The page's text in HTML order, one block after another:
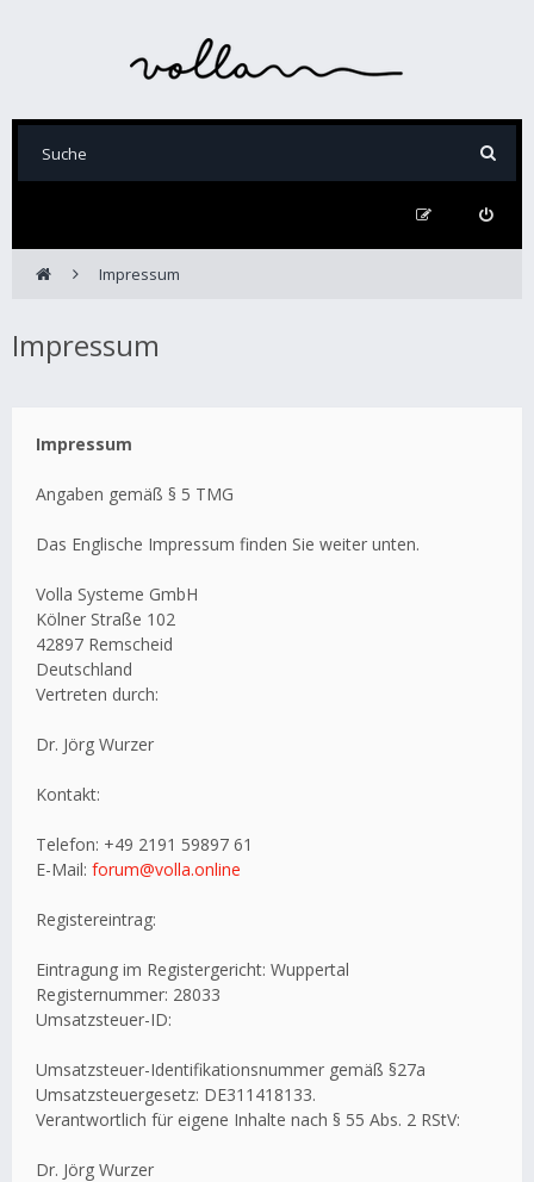
Impressum
Impressum
Impressum
Angaben gemäß § 5 TMG
Das Englische Impressum finden Sie weiter unten.
Volla Systeme GmbH
Kölner Straße 102
42897 Remscheid
Deutschland
Vertreten durch:
Dr. Jörg Wurzer
Kontakt:
Telefon: +49 2191 59897 61
E-Mail: forum@volla.online
Registereintrag:
Eintragung im Registergericht: Wuppertal
Registernummer: 28033
Umsatzsteuer-ID:
Umsatzsteuer-Identifikationsnummer gemäß §27a
Umsatzsteuergesetz: DE311418133.
Verantwortlich für eigene Inhalte nach § 55 Abs. 2 RStV:
Dr. Jörg Wurzer